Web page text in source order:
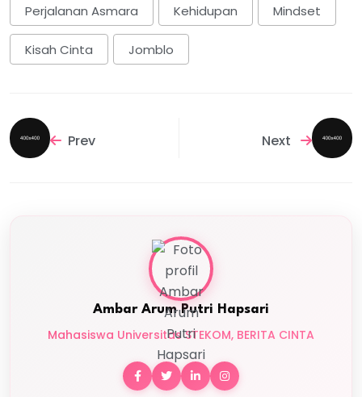
Perjalanan Asmara Kehidupan Mindset
Kisah Cinta Jomblo
Prev Next
Ambar Arum Putri Hapsari
Mahasiswa Universitas STEKOM, BERITA CINTA